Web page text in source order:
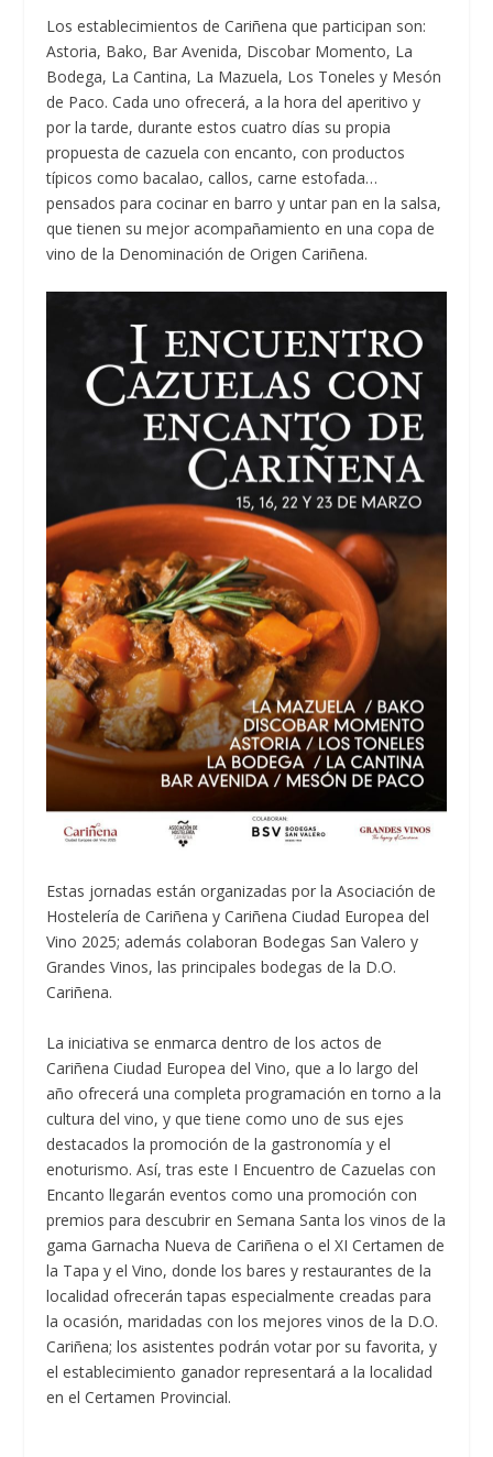
Los establecimientos de Cariñena que participan son:
Astoria, Bako, Bar Avenida, Discobar Momento, La
Bodega, La Cantina, La Mazuela, Los Toneles y Mesón
de Paco. Cada uno ofrecerá, a la hora del aperitivo y
por la tarde, durante estos cuatro días su propia
propuesta de cazuela con encanto, con productos
típicos como bacalao, callos, carne estofada…
pensados para cocinar en barro y untar pan en la salsa,
que tienen su mejor acompañamiento en una copa de
vino de la Denominación de Origen Cariñena.
Estas jornadas están organizadas por la Asociación de
Hostelería de Cariñena y Cariñena Ciudad Europea del
Vino 2025; además colaboran Bodegas San Valero y
Grandes Vinos, las principales bodegas de la D.O.
Cariñena.
La iniciativa se enmarca dentro de los actos de
Cariñena Ciudad Europea del Vino, que a lo largo del
año ofrecerá una completa programación en torno a la
cultura del vino, y que tiene como uno de sus ejes
destacados la promoción de la gastronomía y el
enoturismo. Así, tras este I Encuentro de Cazuelas con
Encanto llegarán eventos como una promoción con
premios para descubrir en Semana Santa los vinos de la
gama Garnacha Nueva de Cariñena o el XI Certamen de
la Tapa y el Vino, donde los bares y restaurantes de la
localidad ofrecerán tapas especialmente creadas para
la ocasión, maridadas con los mejores vinos de la D.O.
Cariñena; los asistentes podrán votar por su favorita, y
el establecimiento ganador representará a la localidad
en el Certamen Provincial.